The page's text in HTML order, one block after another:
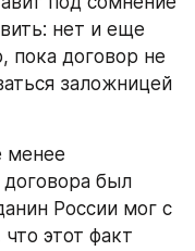
нет и еще
пока договор не
заложницей
менее
договора был
России мог с
этот факт